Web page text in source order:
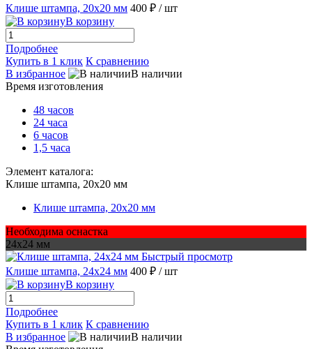
Клише штампа, 20х20 мм 400 ₽ / шт
В корзину
Подробнее
Купить в 1 клик К сравнению
В избранное
В наличии
Время изготовления
48 часов
24 часа
6 часов
1,5 часа
Элемент каталога:
Клише штампа, 20х20 мм
Клише штампа, 20х20 мм
Необходима оснастка
24х24 мм
Быстрый просмотр
Клише штампа, 24х24 мм 400 ₽ / шт
В корзину
Подробнее
Купить в 1 клик К сравнению
В избранное
В наличии